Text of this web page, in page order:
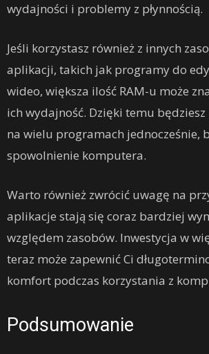
wydajności i problemy z płynnością.
Jeśli korzystasz również z innych
aplikacji, takich jak programy do
wideo, większa ilość RAM-u może
ich wydajność. Dzięki temu będziesz
na wielu programach jednocześnie,
spowolnienie komputera.
Warto również zwrócić uwagę na
aplikacje stają się coraz bardziej
względem zasobów. Inwestycja w
teraz może zapewnić Ci
komfort podczas korzystania z
Podsumowanie